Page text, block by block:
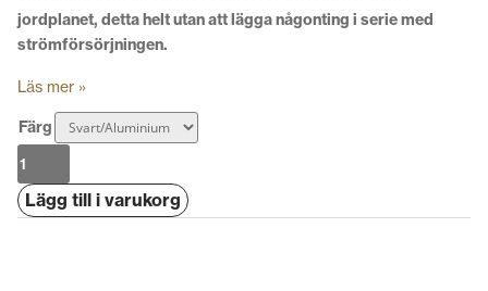
jordplanet, detta helt utan att lägga någonting i serie med
strömförsörjningen.
Läs mer »
Färg
Chord
PowerHaus
S6Lägg till i varukorg